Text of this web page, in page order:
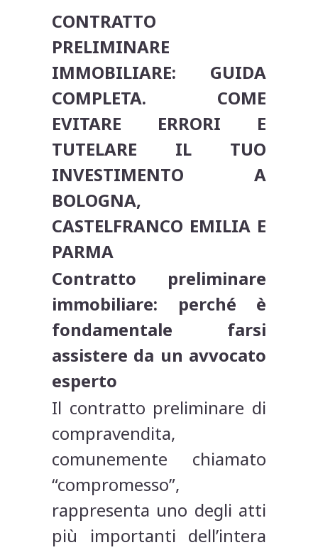
CONTRATTO
PRELIMINARE
IMMOBILIARE: GUIDA
COMPLETA. COME
EVITARE ERRORI E
TUTELARE IL TUO
INVESTIMENTO A
BOLOGNA,
CASTELFRANCO EMILIA E
PARMA
Contratto preliminare
immobiliare: perché è
fondamentale farsi
assistere da un avvocato
esperto
Il contratto preliminare di
compravendita,
comunemente chiamato
“compromesso”,
rappresenta uno degli atti
più importanti dell’intera